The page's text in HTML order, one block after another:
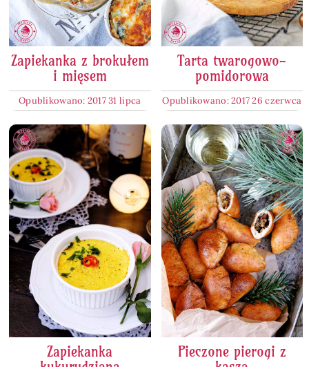
Zapiekanka z brokułem
i mięsem
Opublikowano: 2017 31 lipca
Tarta twarogowo-
pomidorowa
Opublikowano: 2017 26 czerwca
Zapiekanka
Pieczone pierogi z